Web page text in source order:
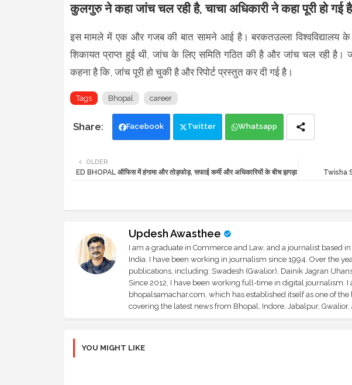
कुलगुरु ने कहा जांच चल रही है, चाचा अधिकारी ने कहा पूरी हो गई
इस मामले में एक और गजब की बात सामने आई है। बरकतउल्ला
शिकायत प्राप्त हुई थी, जांच के लिए समिति गठित की है और जांच चल रही है।
कहना है कि, जांच पूरी हो चुकी है और रिपोर्ट प्रस्तुत कर दी गई है।
Tags Bhopal career
Facebook Twitter Whatsapp
Twisha
OLDER
ED BHOPAL ऑफिस में हंगामा और तोड़फोड़, सफाई कर्मी और अधिकारियों के बीच झगड़ा
Updesh Awasthee
I am a graduate in Commerce and Law, and a journalist based
India. I have been working in journalism since 1994. Over the
publications, including: Swadesh (Gwalior), Dainik Jagran
Since 2012, I have been working full-time in digital journalism.
bhopalsamachar.com, which has established itself as one of
covering the latest news from Bhopal, Indore, Jabalpur, Gwalior,
YOU MIGHT LIKE